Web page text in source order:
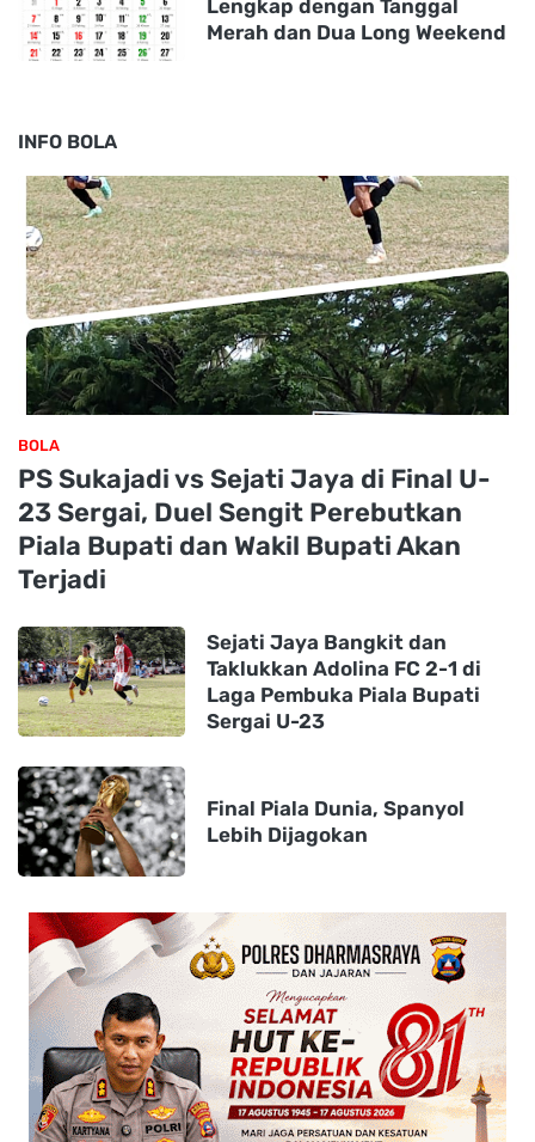
Lengkap dengan Tanggal
Merah dan Dua Long Weekend
INFO BOLA
BOLA
PS Sukajadi vs Sejati Jaya di Final U-
23 Sergai, Duel Sengit Perebutkan
Piala Bupati dan Wakil Bupati Akan
Terjadi
Sejati Jaya Bangkit dan
Taklukkan Adolina FC 2-1 di
Laga Pembuka Piala Bupati
Sergai U-23
Final Piala Dunia, Spanyol
Lebih Dijagokan